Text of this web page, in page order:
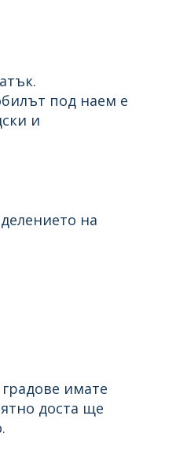
под наем е
и
на
имате
доста ще